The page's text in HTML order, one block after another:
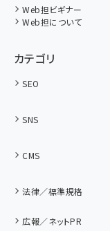
Web担ビギナー
Web担について
カテゴリ
SEO
SNS
CMS
法律／標準規格
広報／ネットPR